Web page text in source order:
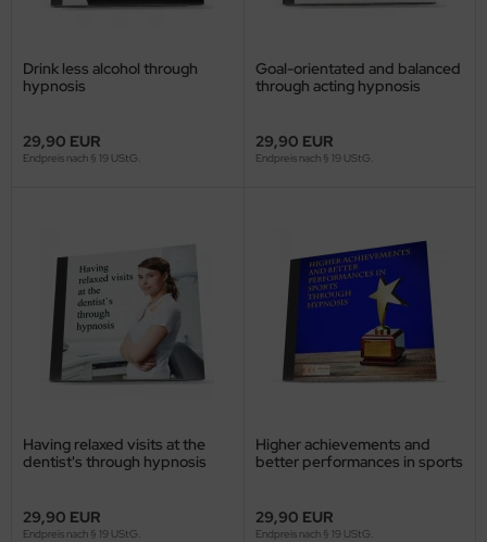
Drink less alcohol through
hypnosis
29,90 EUR
Endpreis nach § 19 UStG.
Goal-orientated and balanced
through acting hypnosis
29,90 EUR
Endpreis nach § 19 UStG.
Having relaxed visits at the
dentist's through hypnosis
29,90 EUR
Endpreis nach § 19 UStG.
Higher achievements and
better performances in sports
29,90 EUR
Endpreis nach § 19 UStG.